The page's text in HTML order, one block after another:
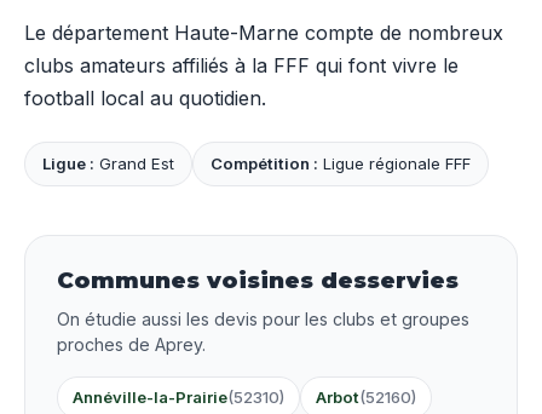
Le département Haute-Marne compte de nombreux
clubs amateurs affiliés à la FFF qui font vivre le
football local au quotidien.
Ligue : Grand Est Compétition : Ligue régionale FFF
Communes voisines desservies
On étudie aussi les devis pour les clubs et groupes
proches de Aprey.
Annéville-la-Prairie(52310) Arbot(52160)